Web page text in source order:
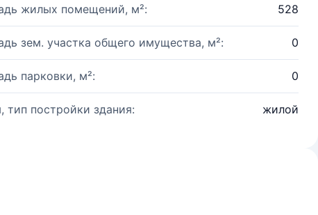
жилых помещений, м²: 528
зем. участка общего имущества, м²: 0
парковки, м²: 0
тип постройки здания: жилой